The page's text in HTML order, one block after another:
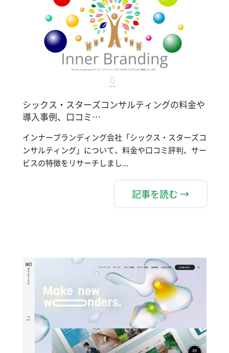
シックス・スターズコンサルティングの料金や
導入事例、口コミ…
インナーブランディング会社「シックス・スターズコ
ンサルティング」について、料金や口コミ評判、サー
ビスの特徴をリサーチしまし...
記事を読む →